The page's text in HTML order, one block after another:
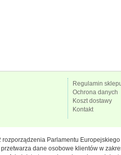
Regulamin
Ochrona danych
Koszt dostawy
Kontakt
rozporządzenia Parlamentu
dane osobowe klientów w